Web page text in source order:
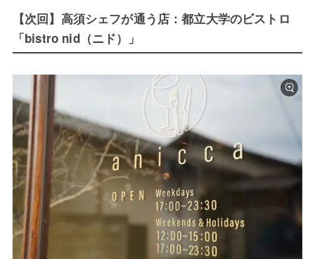
【次回】高須シェフが通う店：都立大学のビストロ
「bistro nid（ニド）」